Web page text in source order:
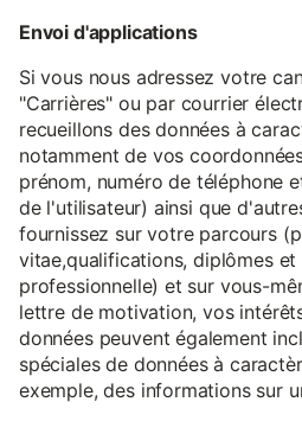
Envoi d'applications
Si vous nous adressez votre
"Carrières" ou par courrier
recueillons des données à
notamment de vos
prénom, numéro de téléphone
de l'utilisateur) ainsi que
fournissez sur votre parcours
vitae,qualifications, diplômes
professionnelle) et sur vous-
lettre de motivation, vos
données peuvent également
spéciales de données à
exemple, des informations sur